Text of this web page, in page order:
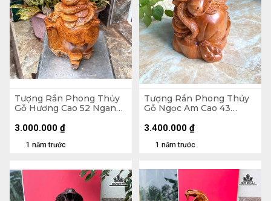
Tượng Rắn Phong Thủy
Gỗ Hương Cao 52 Ngang
1 năm trước
3.000.000 ₫
Tượng Rắn Phong Thủy
Gỗ Ngọc Am Cao 43
1 năm trước
3.400.000 ₫